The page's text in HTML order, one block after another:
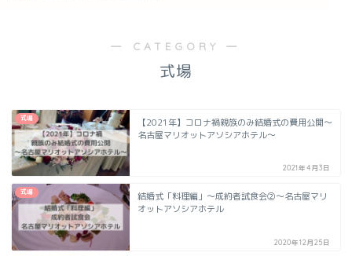
― CATEGORY ―
式場
式場
【2021年】コロナ禍親族のみ結婚式の費用公開～
名古屋マリオットアソシアホテル～
2021年4月3日
式場
結婚式「料理編」～成約者試食会➁～名古屋マリ
オットアソシアホテル
2020年12月25日